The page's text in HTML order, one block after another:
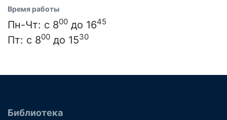
Время работы
Пн-Чт: с 800 до 1645
Пт: с 800 до 1530
Библиотека